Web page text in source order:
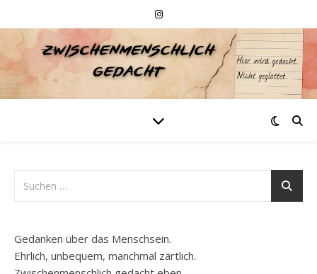
Gedanken über das Menschsein.
Ehrlich, unbequem, manchmal zärtlich.